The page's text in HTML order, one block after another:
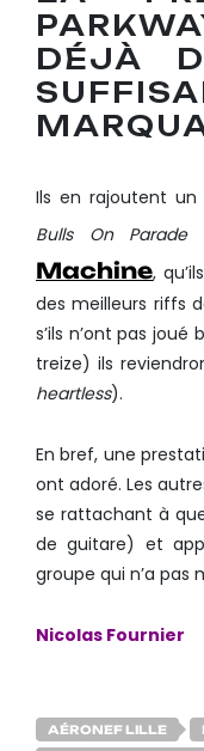
DÉJÀ
Ils en rajoutent
Bulls On Parade
Machine,
des meilleurs riffs
s’ils n’ont pas
treize) ils
heartless).
En bref, une
ont adoré. Les
se rattachant à
de guitare) et
groupe qui n’a pas
Nicolas Fournier
AÉRONEF LILLE